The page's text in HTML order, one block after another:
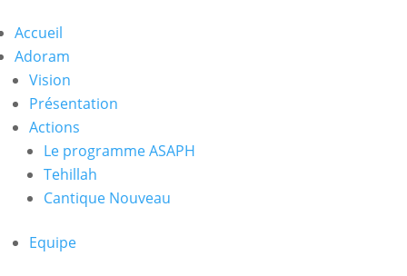
Accueil
Adoram
Vision
Présentation
Actions
Le programme ASAPH
Tehillah
Cantique Nouveau
Equipe